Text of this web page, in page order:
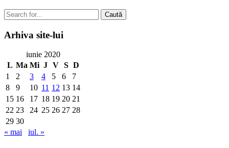
Caută
Arhiva site-lui
iunie 2020
L Ma Mi J V S D
1
2 3 4 5 6
7
8
9 10 11 12 13 14
15 16 17 18 19 20 21
22 23 24 25 26 27 28
29 30
« mai
iul. »